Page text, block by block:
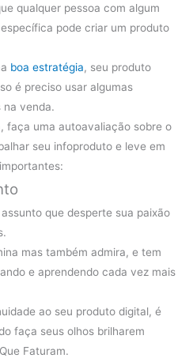
qualquer pessoa com algum
pode criar um produto
boa estratégia, seu produto
é preciso usar algumas
na venda.
faça uma autoavaliação sobre o
seu infoproduto e leve em
que desperte sua paixão
mas também admira, e tem
e aprendendo cada vez mais
ao seu produto digital, é
faça seus olhos brilharem
Faturam.